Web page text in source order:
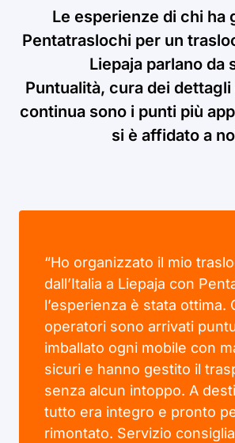
Le esperienze di chi ha
Pentatraslochi per un
Liepaja parlano da
Puntualità, cura dei
continua sono i punti più
si è affidato a
“Ho organizzato il mio
dall’Italia a Liepaja con
l’esperienza è stata ottima.
operatori sono arrivati
imballato ogni mobile con
sicuri e hanno gestito il
senza alcun intoppo. A
tutto era integro e pronto
rimontato. Servizio